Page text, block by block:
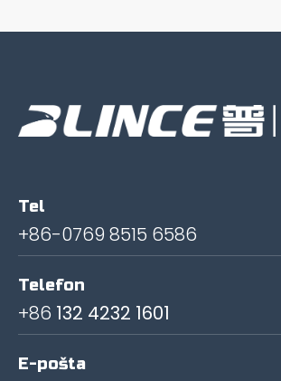
Tel
+86-0769 8515 6586
Telefon
+86 132 4232 1601
E-pošta